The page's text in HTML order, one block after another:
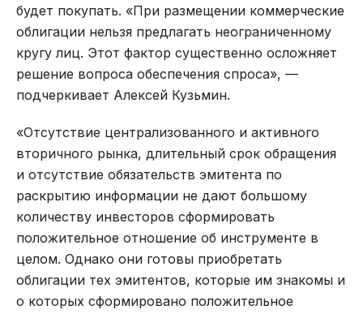
будет покупать. «При размещении коммерческие
облигации нельзя предлагать неограниченному
кругу лиц. Этот фактор существенно осложняет
решение вопроса обеспечения спроса», —
подчеркивает Алексей Кузьмин.
«Отсутствие централизованного и активного
вторичного рынка, длительный срок обращения
и отсутствие обязательств эмитента по
раскрытию информации не дают большому
количеству инвесторов сформировать
положительное отношение об инструменте в
целом. Однако они готовы приобретать
облигации тех эмитентов, которые им знакомы и
о которых сформировано положительное